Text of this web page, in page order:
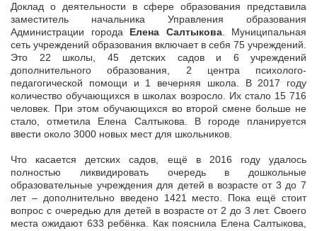
Доклад о деятельности в сфере образования представила
заместитель начальника Управления образования
Администрации города Елена Салтыкова. Муниципальная
сеть учреждений образования включает в себя 75 учреждений.
Это 22 школы, 45 детских садов и 6 учреждений
дополнительного образования, 2 центра психолого-
педагогической помощи и 1 вечерняя школа. В 2017 году
количество обучающихся в школах возросло. Их стало 15 716
человек. При этом обучающихся во второй смене больше не
стало, отметила Елена Салтыкова. В городе планируется
ввести около 3000 новых мест для школьников.
Что касается детских садов, ещё в 2016 году удалось
полностью ликвидировать очередь в дошкольные
образовательные учреждения для детей в возрасте от 3 до 7
лет – дополнительно введено 1421 место. Пока ещё стоит
вопрос с очередью для детей в возрасте от 2 до 3 лет. Своего
места ожидают 633 ребёнка. Как пояснила Елена Салтыкова,